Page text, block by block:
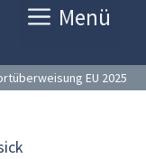
Menü
EU 2025